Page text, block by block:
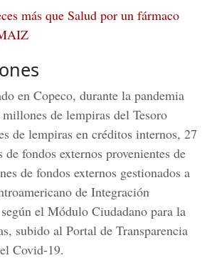
más que Salud por un fármaco
en Copeco, durante la pandemia
de lempiras del Tesoro
de lempiras en créditos internos, 27
fondos externos provenientes de
de fondos externos gestionados a
de Integración
el Módulo Ciudadano para la
subido al Portal de Transparencia
Covid-19.